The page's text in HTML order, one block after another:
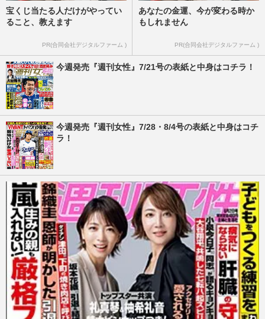
宝くじ当たる人だけがやってい
ること、教えます
PR(合同会社デジタルファーム )
あなたの金運、今が変わる時か
もしれません
PR(合同会社デジタルファーム )
今週発売『週刊女性』7/21号の表紙と中身はコチラ！
今週発売『週刊女性』7/28・8/4号の表紙と中身はコチ
ラ！